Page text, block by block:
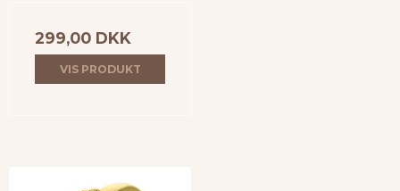
299,00 DKK
VIS PRODUKT